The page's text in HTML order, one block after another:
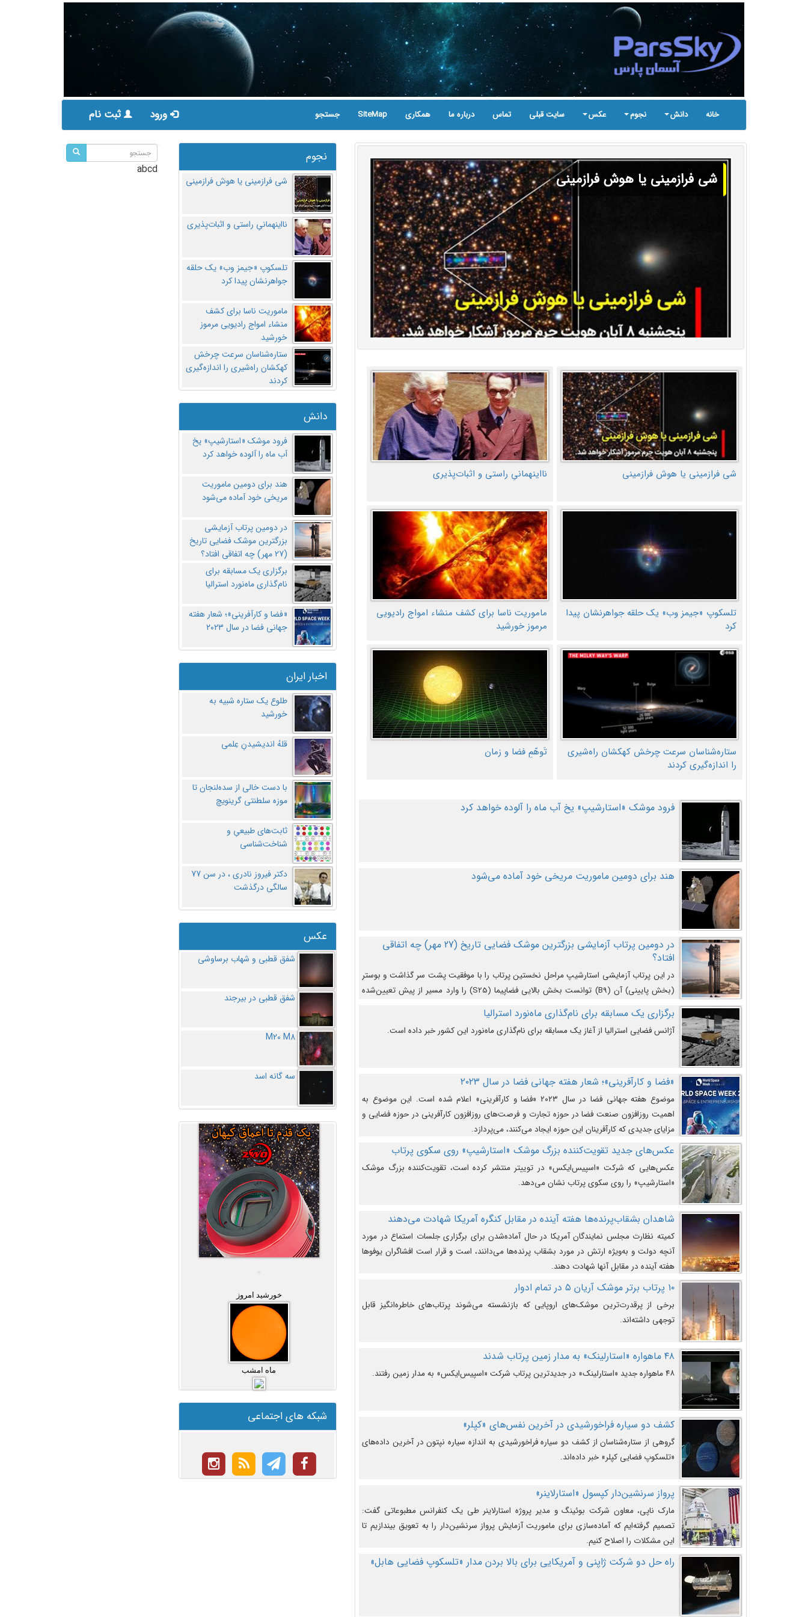
خانه دانش نجوم عکس سایت قبلی تماس درباره ما همکاری SiteMap جستجو ورود ثبت نام
شی فرازمینی یا هوش فرازمینی
شی فرازمینی یا هوش فرازمینی نااینهمانیِ راستی و اثبات‌پذیری
تلسکوپ «جیمز وب» یک حلقه جواهرنشان پیدا
کرد
ماموریت ناسا برای کشف منشاء امواج رادیویی
مرموز خورشید
ستاره‌شناسان سرعت چرخش کهکشان راه‌شیری
را اندازه‌گیری کردند
تَوهّمِ فضا و زمان
فرود موشک «استارشیپ» یخ آب ماه را آلوده خواهد کرد
هند برای دومین ماموریت مریخی خود آماده می‌شود
در دومین پرتاب آزمایشی بزرگترین موشک فضایی تاریخ (27 مهر‌) چه اتفاقی
افتاد؟
در این پرتاب آزمایشی استارشیپ مراحل نخستین پرتاب را با موفقیت پشت سر گذاشت و بوستر
(بخش پایینی) آن (B9) توانست بخش بالایی فضاپیما (S25) را وارد مسیر از پیش تعیین‌شده
کند و سپس با یک مکانیزم جدید با موفقیت از آن جدا شود. ‌
برگزاری یک مسابقه برای نام‌گذاری ماه‌نورد استرالیا
آژانس فضایی استرالیا از آغاز یک مسابقه برای نام‌گذاری ماه‌نورد این کشور خبر داده است.
«فضا و کارآفرینی»؛ شعار هفته جهانی فضا در سال ۲۰۲۳
موضوع هفته جهانی فضا در سال ۲۰۲۳ «فضا و کارآفرینی» اعلام شده است. این موضوع به
اهمیت روزافزون صنعت فضا در حوزه تجارت و فرصت‌های روزافزون کارآفرینی در حوزه فضایی و
مزایای جدیدی که کارآفرینان این حوزه ایجاد می‌کنند، می‌پردازد.
عکس‌های جدید تقویت‌کننده بزرگ موشک «استارشیپ» روی سکوی پرتاب
عکس‌هایی که شرکت «اسپیس‌ایکس» در توییتر منتشر کرده است، تقویت‌کننده بزرگ موشک
«استارشیپ» را روی سکوی پرتاب نشان می‌دهد.
شاهدان بشقاب‌پرنده‌ها هفته آینده در مقابل کنگره آمریکا شهادت می‌دهند
کمیته نظارت مجلس نمایندگان آمریکا در حال آماده‌شدن برای برگزاری جلسات استماع در مورد
آنچه دولت و به‌ویژه ارتش در مورد بشقاب پرنده‌ها می‌دانند، است و قرار است افشاگران یوفوها
هفته آینده در مقابل آنها شهادت دهند.
۱۰ پرتاب برتر موشک آریان ۵ در تمام ادوار
برخی از پرقدرت‌ترین موشک‌های اروپایی که بازنشسته می‌شوند پرتاب‌های خاطره‌انگیز قابل
توجهی داشته‌اند.
۴۸ ماهواره «استارلینک» به مدار زمین پرتاب شدند
۴۸ ماهواره جدید «استارلینک» در جدیدترین پرتاب شرکت «اسپیس‌ایکس» به مدار زمین رفتند.
کشف دو سیاره فراخورشیدی در آخرین نفس‌های «کپلر»
گروهی از ستاره‌شناسان از کشف دو سیاره فراخورشیدی به اندازه سیاره نپتون در آخرین داده‌های
«تلسکوپ فضایی کپلر» خبر داده‌اند.
پرواز سرنشین‌دار کپسول «استارلاینر»
مارک ناپی، معاون شرکت بوئینگ و مدیر پروژه استارلاینر طی یک کنفرانس مطبوعاتی گفت:
تصمیم گرفته‌ایم که آماده‌سازی برای ماموریت آزمایش پرواز سرنشین‌دار را به تعویق بیندازیم تا
این مشکلات را اصلاح کنیم.
راه حل دو شرکت ژاپنی و آمریکایی برای بالا بردن مدار «تلسکوپ فضایی هابل»
نجوم
شی فرازمینی یا هوش فرازمینی
نااینهمانیِ راستی و اثبات‌پذیری
تلسکوپ «جیمز وب» یک حلقه
جواهرنشان پیدا کرد
ماموریت ناسا برای کشف
منشاء امواج رادیویی مرموز
خورشید
ستاره‌شناسان سرعت چرخش
کهکشان راه‌شیری را اندازه‌گیری
کردند
دانش
فرود موشک «استارشیپ» یخ
آب ماه را آلوده خواهد کرد
هند برای دومین ماموریت
مریخی خود آماده می‌شود
در دومین پرتاب آزمایشی
بزرگترین موشک فضایی تاریخ
(27 مهر‌) چه اتفاقی افتاد؟
برگزاری یک مسابقه برای
نام‌گذاری ماه‌نورد استرالیا
«فضا و کارآفرینی»؛ شعار هفته
جهانی فضا در سال ۲۰۲۳
اخبار ایران
طلوع یک ستاره شبیه به
خورشید
قلهُ اندیشیدنِ عِلمی
با دست خالی از سده‌لنجان تا
موزه سلطنتی گرینویچ
ثابت‌های طبیعیِ و
شناخت‌شناسی
دکتر فیروز نادری ، در سن 77
سالگی درگذشت
عکس
شفق قطبی و شهاب برساوشی
شفق قطبی در بیرجند
M20 M8
سه گانه اسد
خورشید امروز
ماه امشب
شبکه های اجتماعی
abcd